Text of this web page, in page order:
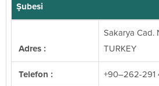
Şubesi
Adres :
Sakarya Cad.
TURKEY
Telefon : +90–262-291